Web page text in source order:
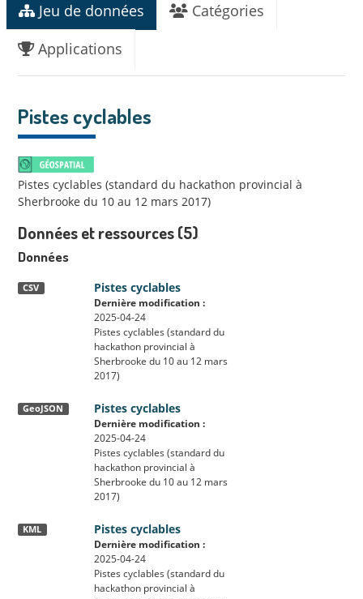
Jeu de données
Catégories
Applications
Pistes cyclables
Pistes cyclables (standard du hackathon provincial à
Sherbrooke du 10 au 12 mars 2017)
Données et ressources (5)
Données
Pistes cyclables
CSV
Dernière modification :
2025-04-24
Pistes cyclables (standard du
hackathon provincial à
Sherbrooke du 10 au 12 mars
2017)
Pistes cyclables
GeoJSON
Dernière modification :
2025-04-24
Pistes cyclables (standard du
hackathon provincial à
Sherbrooke du 10 au 12 mars
2017)
Pistes cyclables
KML
Dernière modification :
2025-04-24
Pistes cyclables (standard du
hackathon provincial à